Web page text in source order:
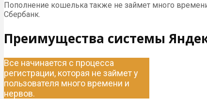
Пополнение кошелька также не займет много
Сбербанк.
Преимущества системы
Все начинается с процесса
регистрации, которая не займет у
пользователя много времени и
нервов.